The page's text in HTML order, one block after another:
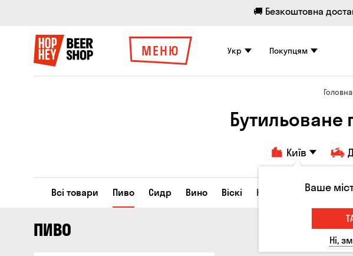
🚚 Безкоштовна
МЕНЮ Укр Покупцям
Головна
Бутильоване
Київ
Всі товари Пиво Сидр Вино Віскі Коктейлі Горілка
ПИВО
Ваше
Ні,